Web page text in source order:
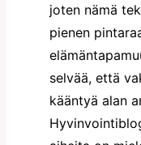
joten nämä
pienen
selvää, että
kääntyä alan